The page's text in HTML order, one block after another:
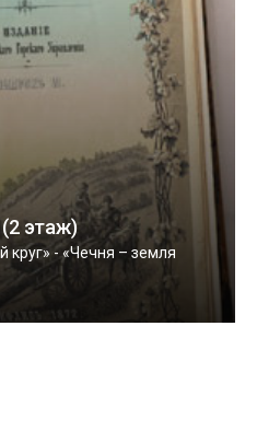
этаж)
круг» - «Чечня – земля